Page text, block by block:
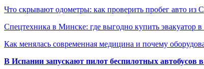
Что скрывают одометры: как проверить пробег авто
Спецтехника в Минске: где выгодно купить эвакуатор в
Как менялась современная медицина и почему
В Испании запускают пилот беспилотных автобусов